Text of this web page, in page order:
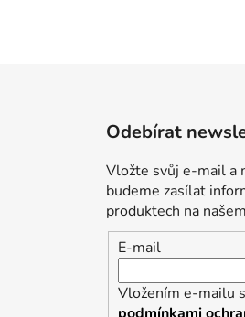
Odebírat
Vložte svůj e-mail a
budeme zasílat
produktech na
E-mail
Vložením e-mailu